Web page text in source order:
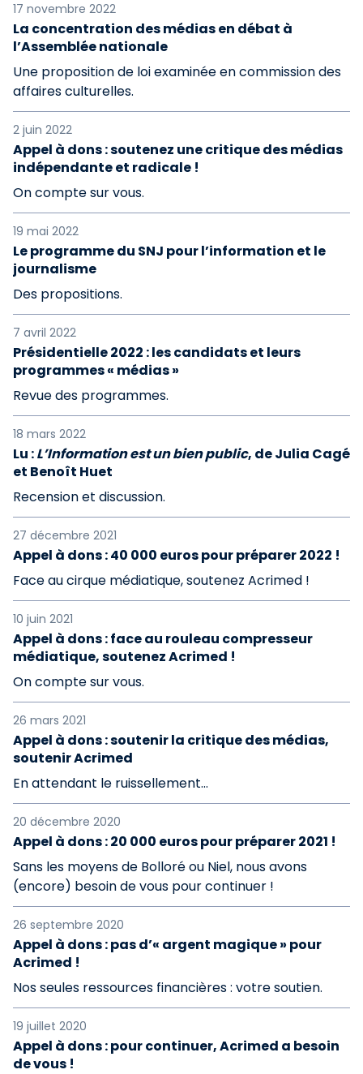
17 novembre 2022
La concentration des médias en débat à
l’Assemblée nationale
Une proposition de loi examinée en commission des
affaires culturelles.
2 juin 2022
Appel à dons : soutenez une critique des médias
indépendante et radicale !
On compte sur vous.
19 mai 2022
Le programme du SNJ pour l’information et le
journalisme
Des propositions.
7 avril 2022
Présidentielle 2022 : les candidats et leurs
programmes « médias »
Revue des programmes.
18 mars 2022
Lu :L’Information est un bien public, de Julia Cagé
et Benoît Huet
Recension et discussion.
27 décembre 2021
Appel à dons : 40 000 euros pour préparer 2022 !
Face au cirque médiatique, soutenez Acrimed !
10 juin 2021
Appel à dons : face au rouleau compresseur
médiatique, soutenez Acrimed !
On compte sur vous.
26 mars 2021
Appel à dons : soutenir la critique des médias,
soutenir Acrimed
En attendant le ruissellement...
20 décembre 2020
Appel à dons : 20 000 euros pour préparer 2021 !
Sans les moyens de Bolloré ou Niel, nous avons
(encore) besoin de vous pour continuer !
26 septembre 2020
Appel à dons : pas d’« argent magique » pour
Acrimed !
Nos seules ressources financières : votre soutien.
19 juillet 2020
Appel à dons : pour continuer, Acrimed a besoin
de vous !